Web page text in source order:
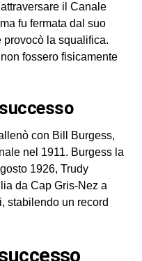
il Canale
fu fermata dal suo
provocò la squalifica.
fossero fisicamente
con Bill Burgess,
nel 1911. Burgess la
1926, Trudy
da Cap Gris-Nez a
stabilendo un record